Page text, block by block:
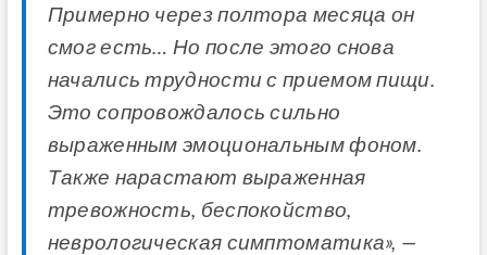
Примерно через полтора месяца он
смог есть… Но после этого снова
начались трудности с приемом пищи.
Это сопровождалось сильно
выраженным эмоциональным фоном.
Также нарастают выраженная
тревожность, беспокойство,
неврологическая симптоматика», —